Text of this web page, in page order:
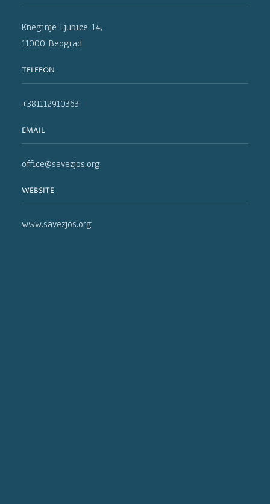
Kneginje Ljubice 14,
11000 Beograd
TELEFON
+381112910363
EMAIL
office@savezjos.org
WEBSITE
www.savezjos.org